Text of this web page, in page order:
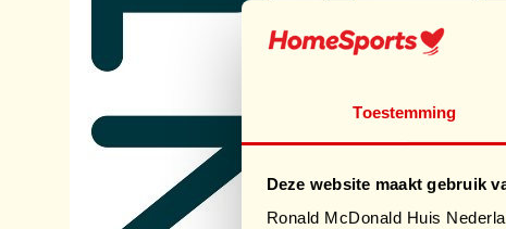
Toestemming
Deze website maakt gebruik
Ronald McDonald Huis